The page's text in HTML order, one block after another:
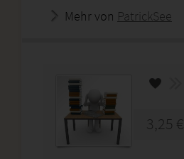
Mehr von PatrickSee
3,25 €